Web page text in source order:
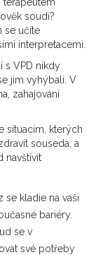
soudí?
se učíte
interpretacemi.
s VPD nikdy
jim vyhýbali. V
zahajování
situacím, kterých
souseda, a
navštívit
se kladie na vaši
bariéry.
se v
své potřeby